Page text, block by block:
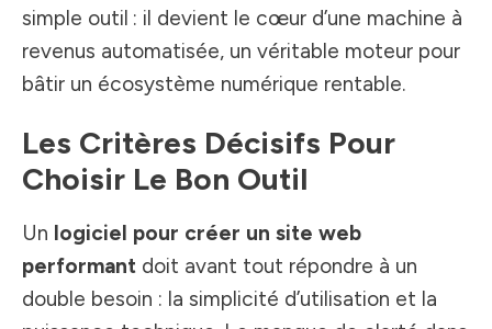
simple outil : il devient le cœur d’une machine à
revenus automatisée, un véritable moteur pour
bâtir un écosystème numérique rentable.
Les Critères Décisifs Pour
Choisir Le Bon Outil
Un logiciel pour créer un site web
performant doit avant tout répondre à un
double besoin : la simplicité d’utilisation et la